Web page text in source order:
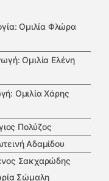
Ομιλία Φλώρα
Ομιλία Ελένη
Ομιλία Χάρης
Πολύζος
Αδαμίδου
Σακχαρώδης
Σώμαλη